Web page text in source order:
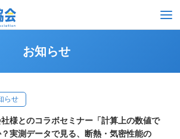
お知らせ
らせ
様とのコラボセミナー「計算上の数値で
実測データで見る、断熱・気密性能の